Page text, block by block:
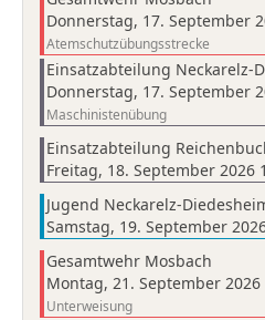
Donnerstag, 17. September
Atemschutzübungsstrecke
Einsatzabteilung Neckarelz-
Donnerstag, 17. September
Maschinistenübung
Einsatzabteilung
Freitag, 18. September 2026
Jugend Neckarelz-
Samstag, 19. September
Gesamtwehr Mosbach
Montag, 21. September
Unterweisung